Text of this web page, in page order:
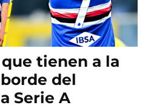
que tienen a la
del
Serie A